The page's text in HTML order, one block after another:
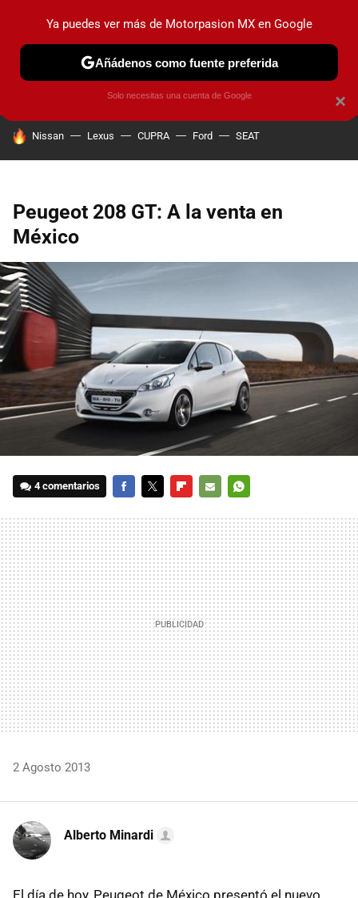
PRUEBAS INDUSTRIA HOY NO CIRCULA
HOY SE HABLA DE
Nissan Lexus CUPRA Ford SEAT
Peugeot 208 GT: A la venta en
México
4 comentarios
MAIL
2 Agosto 2013
Alberto Minardi
El día de hoy, Peugeot de México presentó el nuevo
×
Ya puedes ver más de Motorpasion MX en Google
Añádenos como fuente preferida
Solo necesitas una cuenta de Google